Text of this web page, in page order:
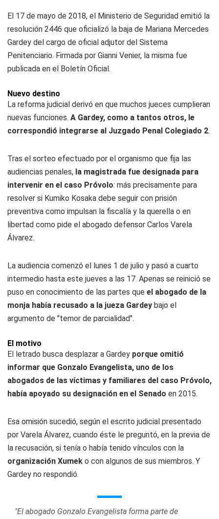
El 17 de mayo de 2018, el Ministerio de Seguridad emitió la
resolución 2446 que oficializó la baja de Mariana Mercedes
Gardey del cargo de oficial adjutor del Sistema
Penitenciario. Firmada por Gianni Venier, la misma fue
publicada en el Boletín Oficial.
Nuevo destino
La reforma judicial derivó en que muchos jueces cumplieran
nuevas funciones. A Gardey, como a tantos otros, le
correspondió integrarse al Juzgado Penal Colegiado 2.
Tras el sorteo efectuado por el organismo que fija las
audiencias penales, la magistrada fue designada para
intervenir en el caso Próvolo: más precisamente para
resolver si Kumiko Kosaka debe seguir con prisión
preventiva como impulsan la fiscalía y la querella o en
libertad como pide el abogado defensor Carlos Varela
Álvarez.
La audiencia comenzó el lunes 1 de julio y pasó a cuarto
intermedio hasta este jueves a las 17. Apenas se reinició se
puso en conocimiento de las partes que el abogado de la
monja había recusado a la jueza Gardey bajo el
argumento de "temor de parcialidad".
El motivo
El letrado busca desplazar a Gardey porque omitió
informar que Gonzalo Evangelista, uno de los
abogados de las víctimas y familiares del caso Próvolo,
había apoyado su designación en el Senado en 2015.
Esa omisión sucedió, según el escrito judicial presentado
por Varela Álvarez, cuando éste le preguntó, en la previa de
la recusación, si tenía o había tenido vínculos con la
organización Xumek o con algunos de sus miembros. Y
Gardey no respondió.
"El abogado Gonzalo Evangelista forma parte de